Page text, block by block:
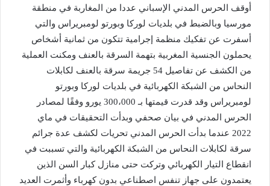
أوقف الحرس المدني الإسباني عددا من المغاربة في منطقة
مورسيا وبالضبط في بلديات لوركا وبورتو لومبريراس والتي
أسفرت عن تفكيك منظمة إجرامية تتكون من ثمانية أشخاص
يحملون الجنسية المغربية بتهمة السرقة بالعنف ومكنت العملية
من الكشف عن تفاصيل 54 جريمة سرقة بالعنف لكابلات
النحاس من الشبكة الكهربائية في بلديات لوركا وبورتو
لومبريراس وقد قدرت قيمتها بـ 300،000 يورو وفقًا لمصادر
الحرس المدني في بيان صحفي وبدأت التحقيقات في ماي
2022 عندما بدأت الحرس المدني تحريات لكشف عدة جرائم
سرقة لكابلات النحاس من الشبكة الكهربائية والتي تسببت في
انقطاع التيار الكهربائي وتركت حتى منازل كبار السن الذين
يعتمدون على جهاز تنفس اصطناعي بدون كهرباء وأثمرت العديد